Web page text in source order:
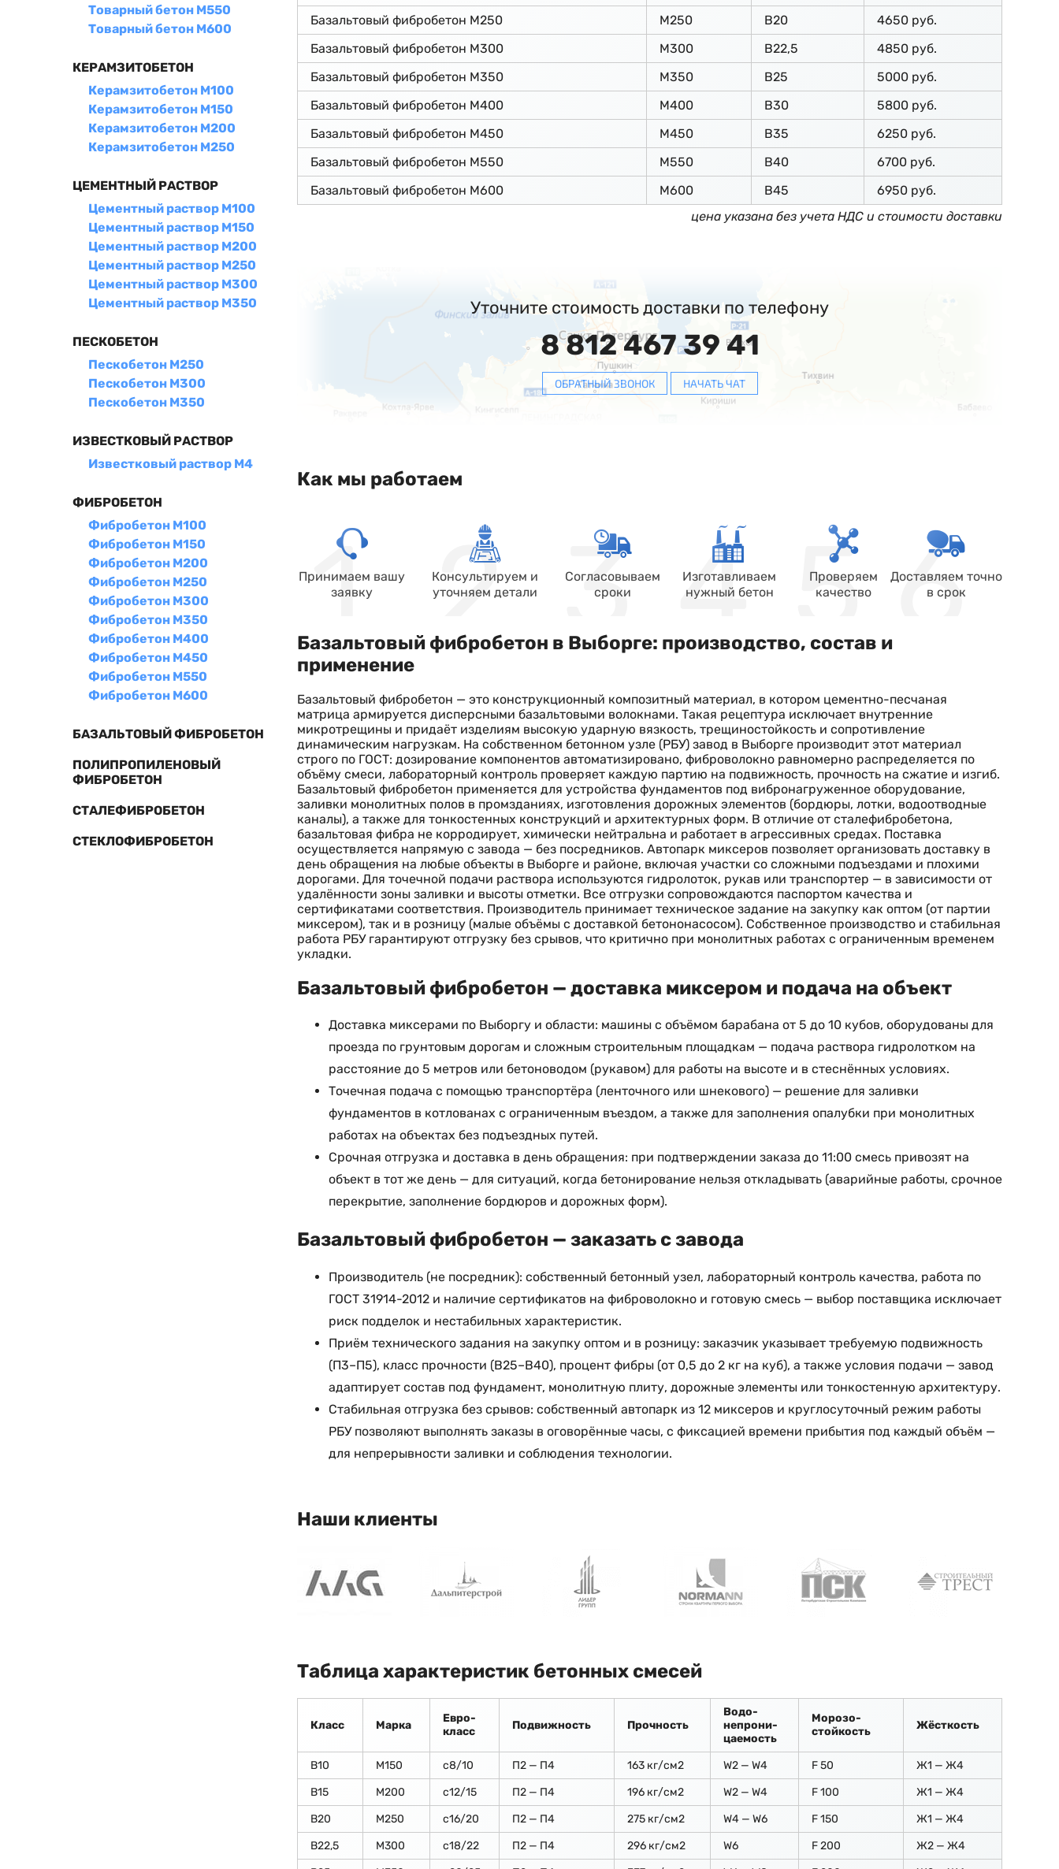
Товарный бетон М550
Товарный бетон М600
КЕРАМЗИТОБЕТОН
Керамзитобетон М100
Керамзитобетон М150
Керамзитобетон М200
Керамзитобетон М250
ЦЕМЕНТНЫЙ РАСТВОР
Цементный раствор М100
Цементный раствор М150
Цементный раствор М200
Цементный раствор М250
Цементный раствор М300
Цементный раствор М350
ПЕСКОБЕТОН
Пескобетон М250
Пескобетон М300
Пескобетон М350
ИЗВЕСТКОВЫЙ РАСТВОР
Известковый раствор М4
ФИБРОБЕТОН
Фибробетон М100
Фибробетон М150
Фибробетон М200
Фибробетон М250
Фибробетон М300
Фибробетон М350
Фибробетон М400
Фибробетон М450
Фибробетон М550
Фибробетон М600
БАЗАЛЬТОВЫЙ ФИБРОБЕТОН
ПОЛИПРОПИЛЕНОВЫЙ
ФИБРОБЕТОН
СТАЛЕФИБРОБЕТОН
СТЕКЛОФИБРОБЕТОН
Базальтовый фибробетон М250
М250 В20
4650 руб.
Базальтовый фибробетон М300
М300 В22,5
4850 руб.
Базальтовый фибробетон М350
М350 В25
5000 руб.
Базальтовый фибробетон М400
М400 В30
5800 руб.
Базальтовый фибробетон М450
М450 В35
6250 руб.
Базальтовый фибробетон М550
М550 В40
6700 руб.
Базальтовый фибробетон М600
М600 В45
6950 руб.
цена указана без учета НДС и стоимости доставки
Уточните стоимость доставки по телефону
8 812 467 39 41
ОБРАТНЫЙ ЗВОНОК НАЧАТЬ ЧАТ
Как мы работаем
Принимаем вашу
заявку
Консультируем и
уточняем детали
Согласовываем
сроки
Изготавливаем
нужный бетон
Проверяем
качество
Доставляем точно
в срок
Базальтовый фибробетон в Выборге: производство, состав и
применение
Базальтовый фибробетон — это конструкционный композитный материал, в котором цементно-песчаная
матрица армируется дисперсными базальтовыми волокнами. Такая рецептура исключает внутренние
микротрещины и придаёт изделиям высокую ударную вязкость, трещиностойкость и сопротивление
динамическим нагрузкам. На собственном бетонном узле (РБУ) завод в Выборге производит этот материал
строго по ГОСТ: дозирование компонентов автоматизировано, фиброволокно равномерно распределяется по
объёму смеси, лабораторный контроль проверяет каждую партию на подвижность, прочность на сжатие и изгиб.
Базальтовый фибробетон применяется для устройства фундаментов под вибронагруженное оборудование,
заливки монолитных полов в промзданиях, изготовления дорожных элементов (бордюры, лотки, водоотводные
каналы), а также для тонкостенных конструкций и архитектурных форм. В отличие от сталефибробетона,
базальтовая фибра не корродирует, химически нейтральна и работает в агрессивных средах. Поставка
осуществляется напрямую с завода — без посредников. Автопарк миксеров позволяет организовать доставку в
день обращения на любые объекты в Выборге и районе, включая участки со сложными подъездами и плохими
дорогами. Для точечной подачи раствора используются гидролоток, рукав или транспортер — в зависимости от
удалённости зоны заливки и высоты отметки. Все отгрузки сопровождаются паспортом качества и
сертификатами соответствия. Производитель принимает техническое задание на закупку как оптом (от партии
миксером), так и в розницу (малые объёмы с доставкой бетононасосом). Собственное производство и стабильная
работа РБУ гарантируют отгрузку без срывов, что критично при монолитных работах с ограниченным временем
укладки.
Базальтовый фибробетон — доставка миксером и подача на объект
Доставка миксерами по Выборгу и области: машины с объёмом барабана от 5 до 10 кубов, оборудованы для
проезда по грунтовым дорогам и сложным строительным площадкам — подача раствора гидролотком на
расстояние до 5 метров или бетоноводом (рукавом) для работы на высоте и в стеснённых условиях.
Точечная подача с помощью транспортёра (ленточного или шнекового) — решение для заливки
фундаментов в котлованах с ограниченным въездом, а также для заполнения опалубки при монолитных
работах на объектах без подъездных путей.
Срочная отгрузка и доставка в день обращения: при подтверждении заказа до 11:00 смесь привозят на
объект в тот же день — для ситуаций, когда бетонирование нельзя откладывать (аварийные работы, срочное
перекрытие, заполнение бордюров и дорожных форм).
Базальтовый фибробетон — заказать с завода
Производитель (не посредник): собственный бетонный узел, лабораторный контроль качества, работа по
ГОСТ 31914-2012 и наличие сертификатов на фиброволокно и готовую смесь — выбор поставщика исключает
риск подделок и нестабильных характеристик.
Приём технического задания на закупку оптом и в розницу: заказчик указывает требуемую подвижность
(П3–П5), класс прочности (В25–В40), процент фибры (от 0,5 до 2 кг на куб), а также условия подачи — завод
адаптирует состав под фундамент, монолитную плиту, дорожные элементы или тонкостенную архитектуру.
Стабильная отгрузка без срывов: собственный автопарк из 12 миксеров и круглосуточный режим работы
РБУ позволяют выполнять заказы в оговорённые часы, с фиксацией времени прибытия под каждый объём —
для непрерывности заливки и соблюдения технологии.
Наши клиенты
Таблица характеристик бетонных смесей
Класс Марка
Евро-
класс
Подвижность Прочность
Водо-
непрони-
цаемость
Морозо-
стойкость
Жёсткость
В10 М150 c8/10 П2 — П4 163 кг/см2 W2 — W4 F 50
Ж1 — Ж4
В15
М200 с12/15 П2 — П4 196 кг/см2 W2 — W4 F 100
Ж1 — Ж4
В20
М250 с16/20 П2 — П4 275 кг/см2 W4 — W6 F 150
Ж1 — Ж4
В22,5
М300 с18/22 П2 — П4 296 кг/см2 W6 F 200
Ж2 — Ж4